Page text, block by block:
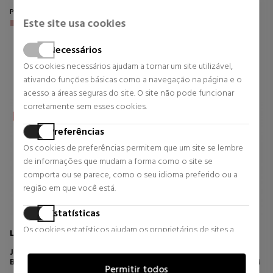
Este site usa cookies
Necessários
Os cookies necessários ajudam a tornar um site utilizável,
ativando funções básicas como a navegação na página e o
acesso a áreas seguras do site. O site não pode funcionar
corretamente sem esses cookies.
Preferências
Os cookies de preferências permitem que um site se lembre
de informações que mudam a forma como o site se
comporta ou se parece, como o seu idioma preferido ou a
região em que você está.
Estatísticas
Os cookies estatísticos ajudam os proprietários de sites a
coletando e fornecendo informações de forma anônima.
Permitir todos
Preço habitual 41,58 €
LANCOME
JUICY TUBES BRILHO ULTRA
BRILHANTE
DIOR
LIP STAIN HIDRATANTE E SEM